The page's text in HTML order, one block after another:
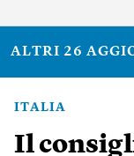
ALTRI 26
ITALIA
Il